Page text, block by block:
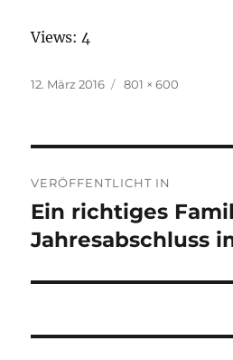
Views: 4
Veröffentlicht
12. März 2016 Originalgröße
801 × 600
VERÖFFENTLICHT IN
Ein richtiges
Jahresabschluss